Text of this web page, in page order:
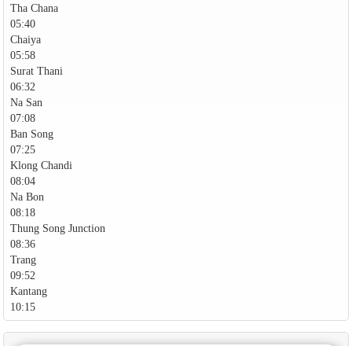
Tha Chana
05:40
Chaiya
05:58
Surat Thani
06:32
Na San
07:08
Ban Song
07:25
Klong Chandi
08:04
Na Bon
08:18
Thung Song Junction
08:36
Trang
09:52
Kantang
10:15